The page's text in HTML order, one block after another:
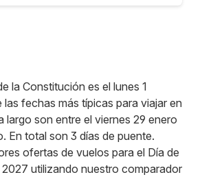
la Constitución es el lunes 1
fechas más típicas para viajar en
largo son entre el viernes 29 enero
En total son 3 días de puente.
ofertas de vuelos para el Día de
utilizando nuestro comparador